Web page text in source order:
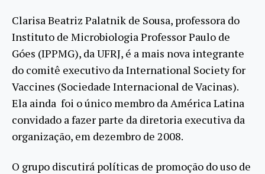
Clarisa Beatriz Palatnik de Sousa, professora do
Instituto de Microbiologia Professor Paulo de
Góes (IPPMG), da UFRJ, é a mais nova integrante
do comitê executivo da International Society for
Vaccines (Sociedade Internacional de Vacinas).
Ela ainda foi o único membro da América Latina
convidado a fazer parte da diretoria executiva da
organização, em dezembro de 2008.
O grupo discutirá políticas de promoção do uso de